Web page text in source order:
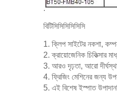
.
বিটিসিসিসিসিসিসি
1. ক্লিপ সাইটের নকশা,
2. ক্রায়োজেনিক চিকিত্সার
3. আরও দৃঢ়তা, আরো
4. ফ্রিজিং মেশিনের জন্য
5. এই বিশেষ ইস্পাত